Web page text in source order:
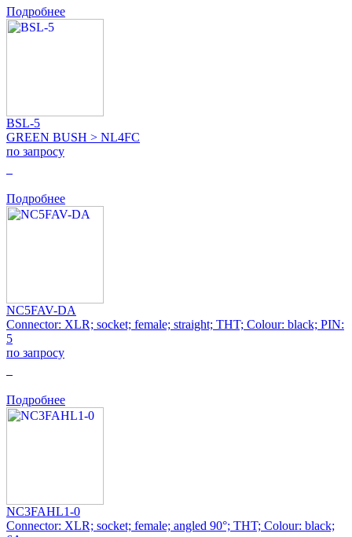
Подробнее
BSL-5
GREEN BUSH > NL4FC
по запросу
Подробнее
NC5FAV-DA
Connector: XLR; socket; female; straight; THT; Colour: black; PIN:
5
по запросу
Подробнее
NC3FAHL1-0
Connector: XLR; socket; female; angled 90°; THT; Colour: black;